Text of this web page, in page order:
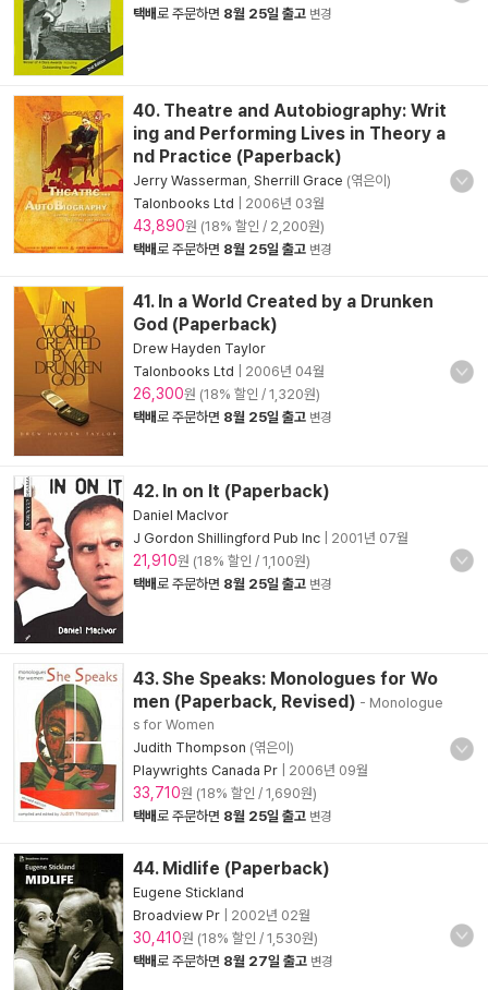
택배로 주문하면 8월 25일 출고 변경
40. Theatre and Autobiography: Writ
ing and Performing Lives in Theory a
nd Practice (Paperback)
Jerry Wasserman Sherrill Grace (엮은이)
Talonbooks Ltd
2006년 03월
43,890원 (18% 할인 / 2,200원)
택배로 주문하면 8월 25일 출고 변경
41. In a World Created by a Drunken
God (Paperback)
Drew Hayden Taylor
Talonbooks Ltd
2006년 04월
26,300원 (18% 할인 / 1,320원)
택배로 주문하면 8월 25일 출고 변경
42. In on It (Paperback)
Daniel MacIvor
J Gordon Shillingford Pub Inc
2001년 07월
21,910원 (18% 할인 / 1,100원)
택배로 주문하면 8월 25일 출고 변경
43. She Speaks: Monologues for Wo
men (Paperback, Revised) - Monologue
s for Women
Judith Thompson (엮은이)
Playwrights Canada Pr
2006년 09월
33,710원 (18% 할인 / 1,690원)
택배로 주문하면 8월 25일 출고 변경
44. Midlife (Paperback)
Eugene Stickland
Broadview Pr
2002년 02월
30,410원 (18% 할인 / 1,530원)
택배로 주문하면 8월 27일 출고 변경